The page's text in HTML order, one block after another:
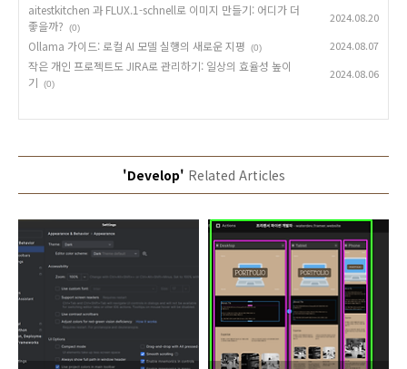
aitestkitchen 과 FLUX.1-schnell로 이미지 만들기: 어디가 더
좋을까?
(0)
2024.08.20
Ollama 가이드: 로컬 AI 모델 실행의 새로운 지평 (0) 2024.08.07
작은 개인 프로젝트도 JIRA로 관리하기: 일상의 효율성 높이
기
(0)
2024.08.06
'Develop' Related Articles